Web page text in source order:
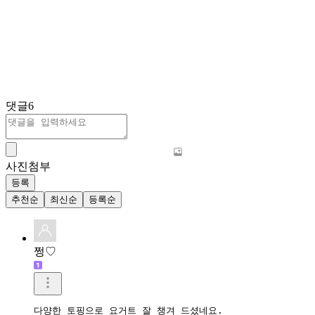
댓글6
사진첨부
등록
추천순
최신순 등록순
쩡♡
다양한 토핑으로 요거트 잘 챙겨 드셨네요.